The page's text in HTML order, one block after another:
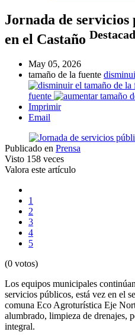
Jornada de servicios
en el Castaño
May 05, 2026
tamaño de la fuente
fuente
Imprimir
Email
Publicado en Prensa
Visto 158 veces
Valora este artículo
1
2
3
4
5
(0 votos)
Los equipos municipales
servicios públicos, está vez en el
comuna Eco Agroturística Eje
alumbrado, limpieza de drenajes,
integral.